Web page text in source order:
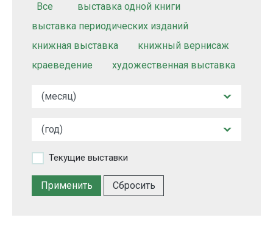
Все
выставка одной книги
выставка периодических изданий
книжная выставка
книжный вернисаж
краеведение
художественная выставка
Текущие выставки
Сбросить